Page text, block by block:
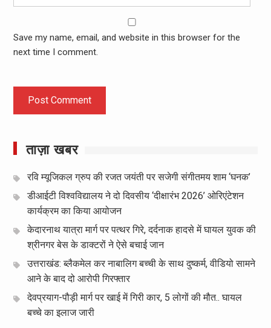
Save my name, email, and website in this browser for the
next time I comment.
ताज़ा खबर
रवि म्यूजिकल ग्रुप की रजत जयंती पर सजेगी संगीतमय शाम ‘घनक’
डीआईटी विश्वविद्यालय ने दो दिवसीय ‘दीक्षारंभ 2026’ ओरिएंटेशन
कार्यक्रम का किया आयोजन
केदारनाथ यात्रा मार्ग पर पत्थर गिरे, दर्दनाक हादसे में घायल युवक की
श्रीनगर बेस के डाक्टरों ने ऐसे बचाई जान
उत्तराखंड: ब्लैकमेल कर नाबालिग बच्ची के साथ दुष्कर्म, वीडियो सामने
आने के बाद दो आरोपी गिरफ्तार
देवप्रयाग-पौड़ी मार्ग पर खाई में गिरी कार, 5 लोगों की मौत.. घायल
बच्चे का इलाज जारी